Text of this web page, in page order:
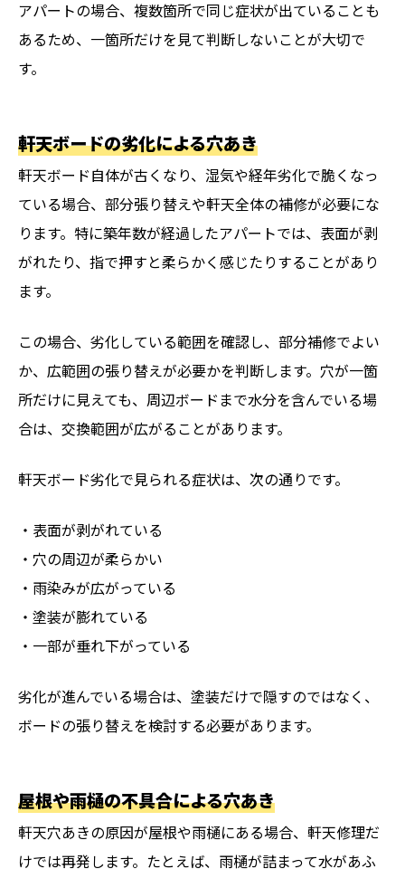
アパートの場合、複数箇所で同じ症状が出ていることも
あるため、一箇所だけを見て判断しないことが大切で
す。
軒天ボードの劣化による穴あき
軒天ボード自体が古くなり、湿気や経年劣化で脆くなっ
ている場合、部分張り替えや軒天全体の補修が必要にな
ります。特に築年数が経過したアパートでは、表面が剥
がれたり、指で押すと柔らかく感じたりすることがあり
ます。
この場合、劣化している範囲を確認し、部分補修でよい
か、広範囲の張り替えが必要かを判断します。穴が一箇
所だけに見えても、周辺ボードまで水分を含んでいる場
合は、交換範囲が広がることがあります。
軒天ボード劣化で見られる症状は、次の通りです。
・表面が剥がれている
・穴の周辺が柔らかい
・雨染みが広がっている
・塗装が膨れている
・一部が垂れ下がっている
劣化が進んでいる場合は、塗装だけで隠すのではなく、
ボードの張り替えを検討する必要があります。
屋根や雨樋の不具合による穴あき
軒天穴あきの原因が屋根や雨樋にある場合、軒天修理だ
けでは再発します。たとえば、雨樋が詰まって水があふ